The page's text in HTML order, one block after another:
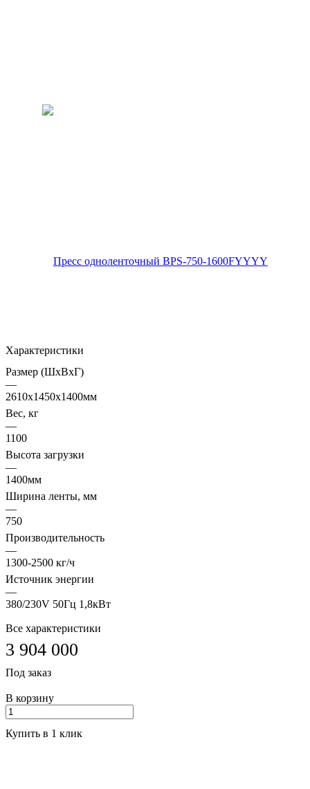
Характеристики
Размер (ШxВxГ)
—
2610х1450х1400мм
Вес, кг
—
1100
Высота загрузки
—
1400мм
Ширина ленты, мм
—
750
Производительность
—
1300-2500 кг/ч
Источник энергии
—
380/230V 50Гц 1,8кВт
Все характеристики
3 904 000
Под заказ
В корзину
Купить в 1 клик